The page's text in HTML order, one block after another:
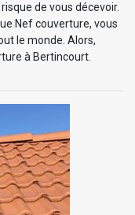
de vous décevoir.
Nef couverture, vous
le monde. Alors,
à Bertincourt.